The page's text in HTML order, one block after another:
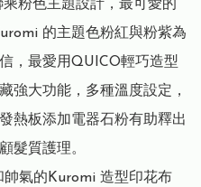
粉色主題設計，最可愛的
的主題色粉紅與粉紫為
，最愛用QUICO輕巧造型
強大功能，多種溫度設定，
熱板添加電器石粉有助釋出
髮質護理。
氣的Kuromi 造型印花布